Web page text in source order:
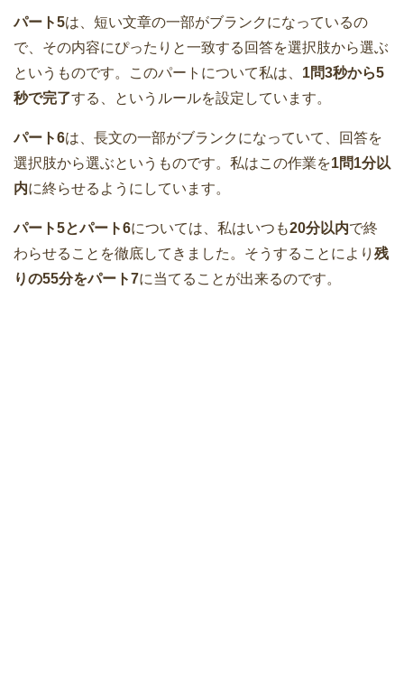
パート5は、短い文章の一部がブランクになっているの
で、その内容にぴったりと一致する回答を選択肢から選ぶ
というものです。このパートについて私は、 1問3秒から5
秒で完了する、というルールを設定しています。
パート6は、長文の一部がブランクになっていて、回答を
選択肢から選ぶというものです。私はこの作業を1問1分以
内に終らせるようにしています。
パート5とパート6については、私はいつも20分以内で終
わらせることを徹底してきました。そうすることにより 残
りの55分をパート7に当てることが出来るのです。